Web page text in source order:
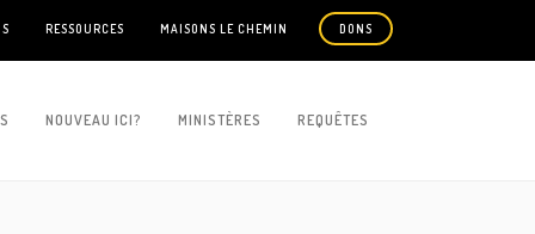
RESSOURCES MAISONS LE CHEMIN DONS
NOUVEAU ICI? MINISTÈRES REQUÊTES